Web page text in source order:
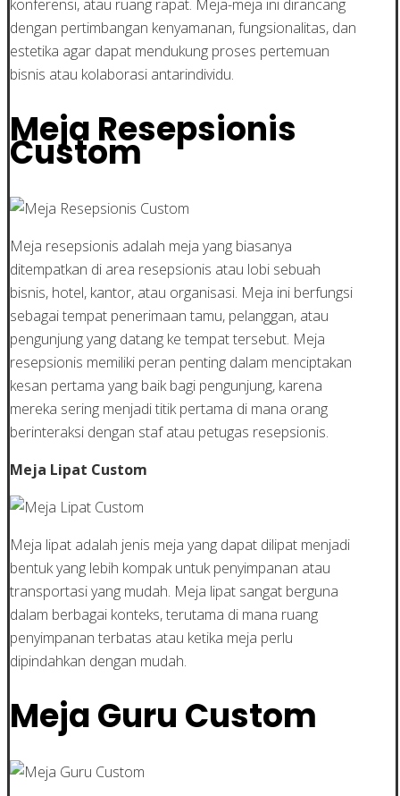
konferensi, atau ruang rapat. Meja-meja ini dirancang
dengan pertimbangan kenyamanan, fungsionalitas, dan
estetika agar dapat mendukung proses pertemuan
bisnis atau kolaborasi antarindividu.
Meja Resepsionis
Custom
Meja resepsionis adalah meja yang biasanya
ditempatkan di area resepsionis atau lobi sebuah
bisnis, hotel, kantor, atau organisasi. Meja ini berfungsi
sebagai tempat penerimaan tamu, pelanggan, atau
pengunjung yang datang ke tempat tersebut. Meja
resepsionis memiliki peran penting dalam menciptakan
kesan pertama yang baik bagi pengunjung, karena
mereka sering menjadi titik pertama di mana orang
berinteraksi dengan staf atau petugas resepsionis.
Meja Lipat Custom
Meja lipat adalah jenis meja yang dapat dilipat menjadi
bentuk yang lebih kompak untuk penyimpanan atau
transportasi yang mudah. Meja lipat sangat berguna
dalam berbagai konteks, terutama di mana ruang
penyimpanan terbatas atau ketika meja perlu
dipindahkan dengan mudah.
Meja Guru Custom